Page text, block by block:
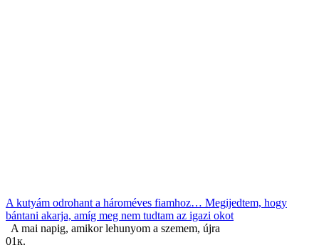
A kutyám odrohant a hároméves fiamhoz… Megijedtem, hogy
bántani akarja, amíg meg nem tudtam az igazi okot
A mai napig, amikor lehunyom a szemem, újra
01к.